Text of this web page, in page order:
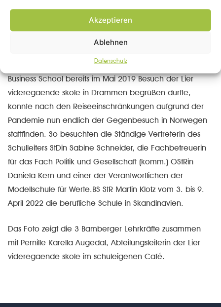
Akzeptieren
Ablehnen
Datenschutz
Nachdem die Staatliche Berufsschule III Bamberg
Business School bereits im Mai 2019 Besuch der Lier
videregaende skole in Drammen begrüßen durfte,
konnte nach den Reiseeinschränkungen aufgrund der
Pandemie nun endlich der Gegenbesuch in Norwegen
stattfinden. So besuchten die Ständige Vertreterin des
Schulleiters StDin Sabine Schneider, die Fachbetreuerin
für das Fach Politik und Gesellschaft (komm.) OStRin
Daniela Kern und einer der Verantwortlichen der
Modellschule für Werte.BS StR Martin Klotz vom 3. bis 9.
April 2022 die berufliche Schule in Skandinavien.
Das Foto zeigt die 3 Bamberger Lehrkräfte zusammen
mit Pernille Karella Augedal, Abteilungsleiterin der Lier
videregaende skole im schuleigenen Café.